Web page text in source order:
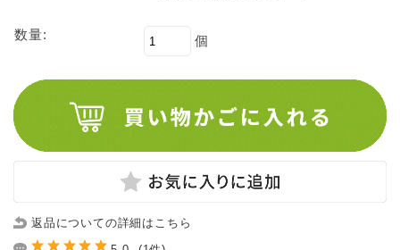
数量: 個
返品についての詳細はこちら